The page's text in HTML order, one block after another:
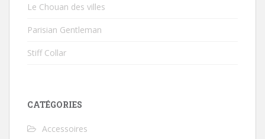
Le Chouan des villes
Parisian Gentleman
Stiff Collar
CATÉGORIES
Accessoires